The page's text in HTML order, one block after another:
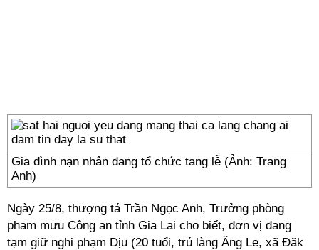
Gia đình nạn nhân đang tổ chức tang lễ (Ảnh: Trang
Anh)
Ngày 25/8, thượng tá Trần Ngọc Anh, Trưởng phòng
pham mưu Công an tỉnh Gia Lai cho biết, đơn vị đang
tạm giữ nghi phạm Dịu (20 tuổi, trú làng Ăng Le, xã Đăk